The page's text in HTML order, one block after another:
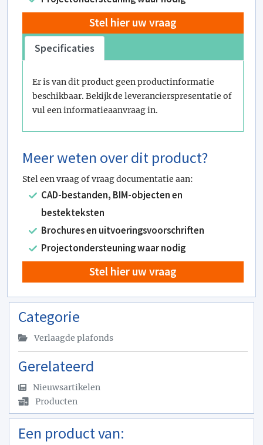
Stel hier uw vraag
Specificaties
Er is van dit product geen productinformatie
beschikbaar. Bekijk de leverancierspresentatie of
vul een informatieaanvraag in.
Meer weten over dit product?
Stel een vraag of vraag documentatie aan:
CAD-bestanden, BIM-objecten en
bestekteksten
Brochures en uitvoeringsvoorschriften
Projectondersteuning waar nodig
Stel hier uw vraag
Categorie
Verlaagde plafonds
Gerelateerd
Nieuwsartikelen
Producten
Een product van: